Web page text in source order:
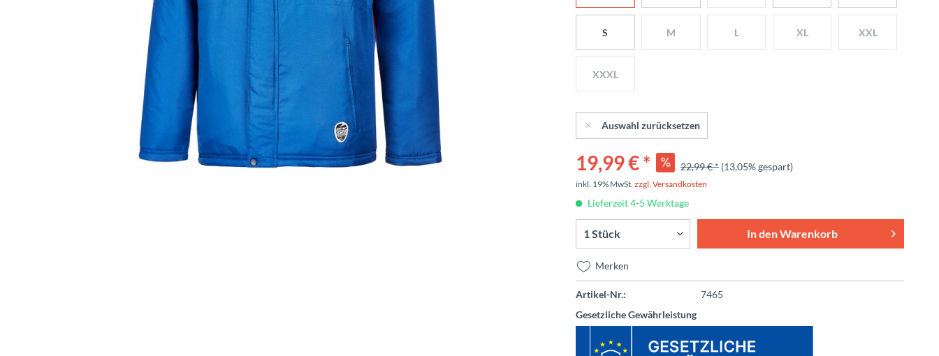
S M L XL XXL
XXXL
Auswahl zurücksetzen
19,99 € * 22,99 € * (13,05% gespart)
inkl. 19% MwSt. zzgl. Versandkosten
Lieferzeit 4-5 Werktage
In denWarenkorb
Merken
Artikel-Nr.:
7465
Gesetzliche Gewährleistung